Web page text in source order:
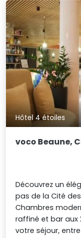
Hôtel 4 étoiles
voco Beaune,
Découvrez un
pas de la Cité
Chambres
raffiné et bar aux
votre séjour,